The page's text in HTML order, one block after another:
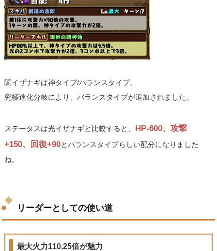
闇イザナギは神タイプ/バランスタイプ。
究極進化分岐により、バランスタイプが追加されました。
ステータスは光イザナギと比較すると、
HP-600、攻撃
+150、回復+90とバランスタイプらしい配分になりました
ね。
リーダーとしての使い道
最大火力110.25倍が魅力